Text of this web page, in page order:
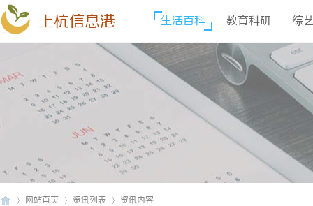
上杭信息港 生活百科 教育科研 综
网站首页 资讯列表 资讯内容